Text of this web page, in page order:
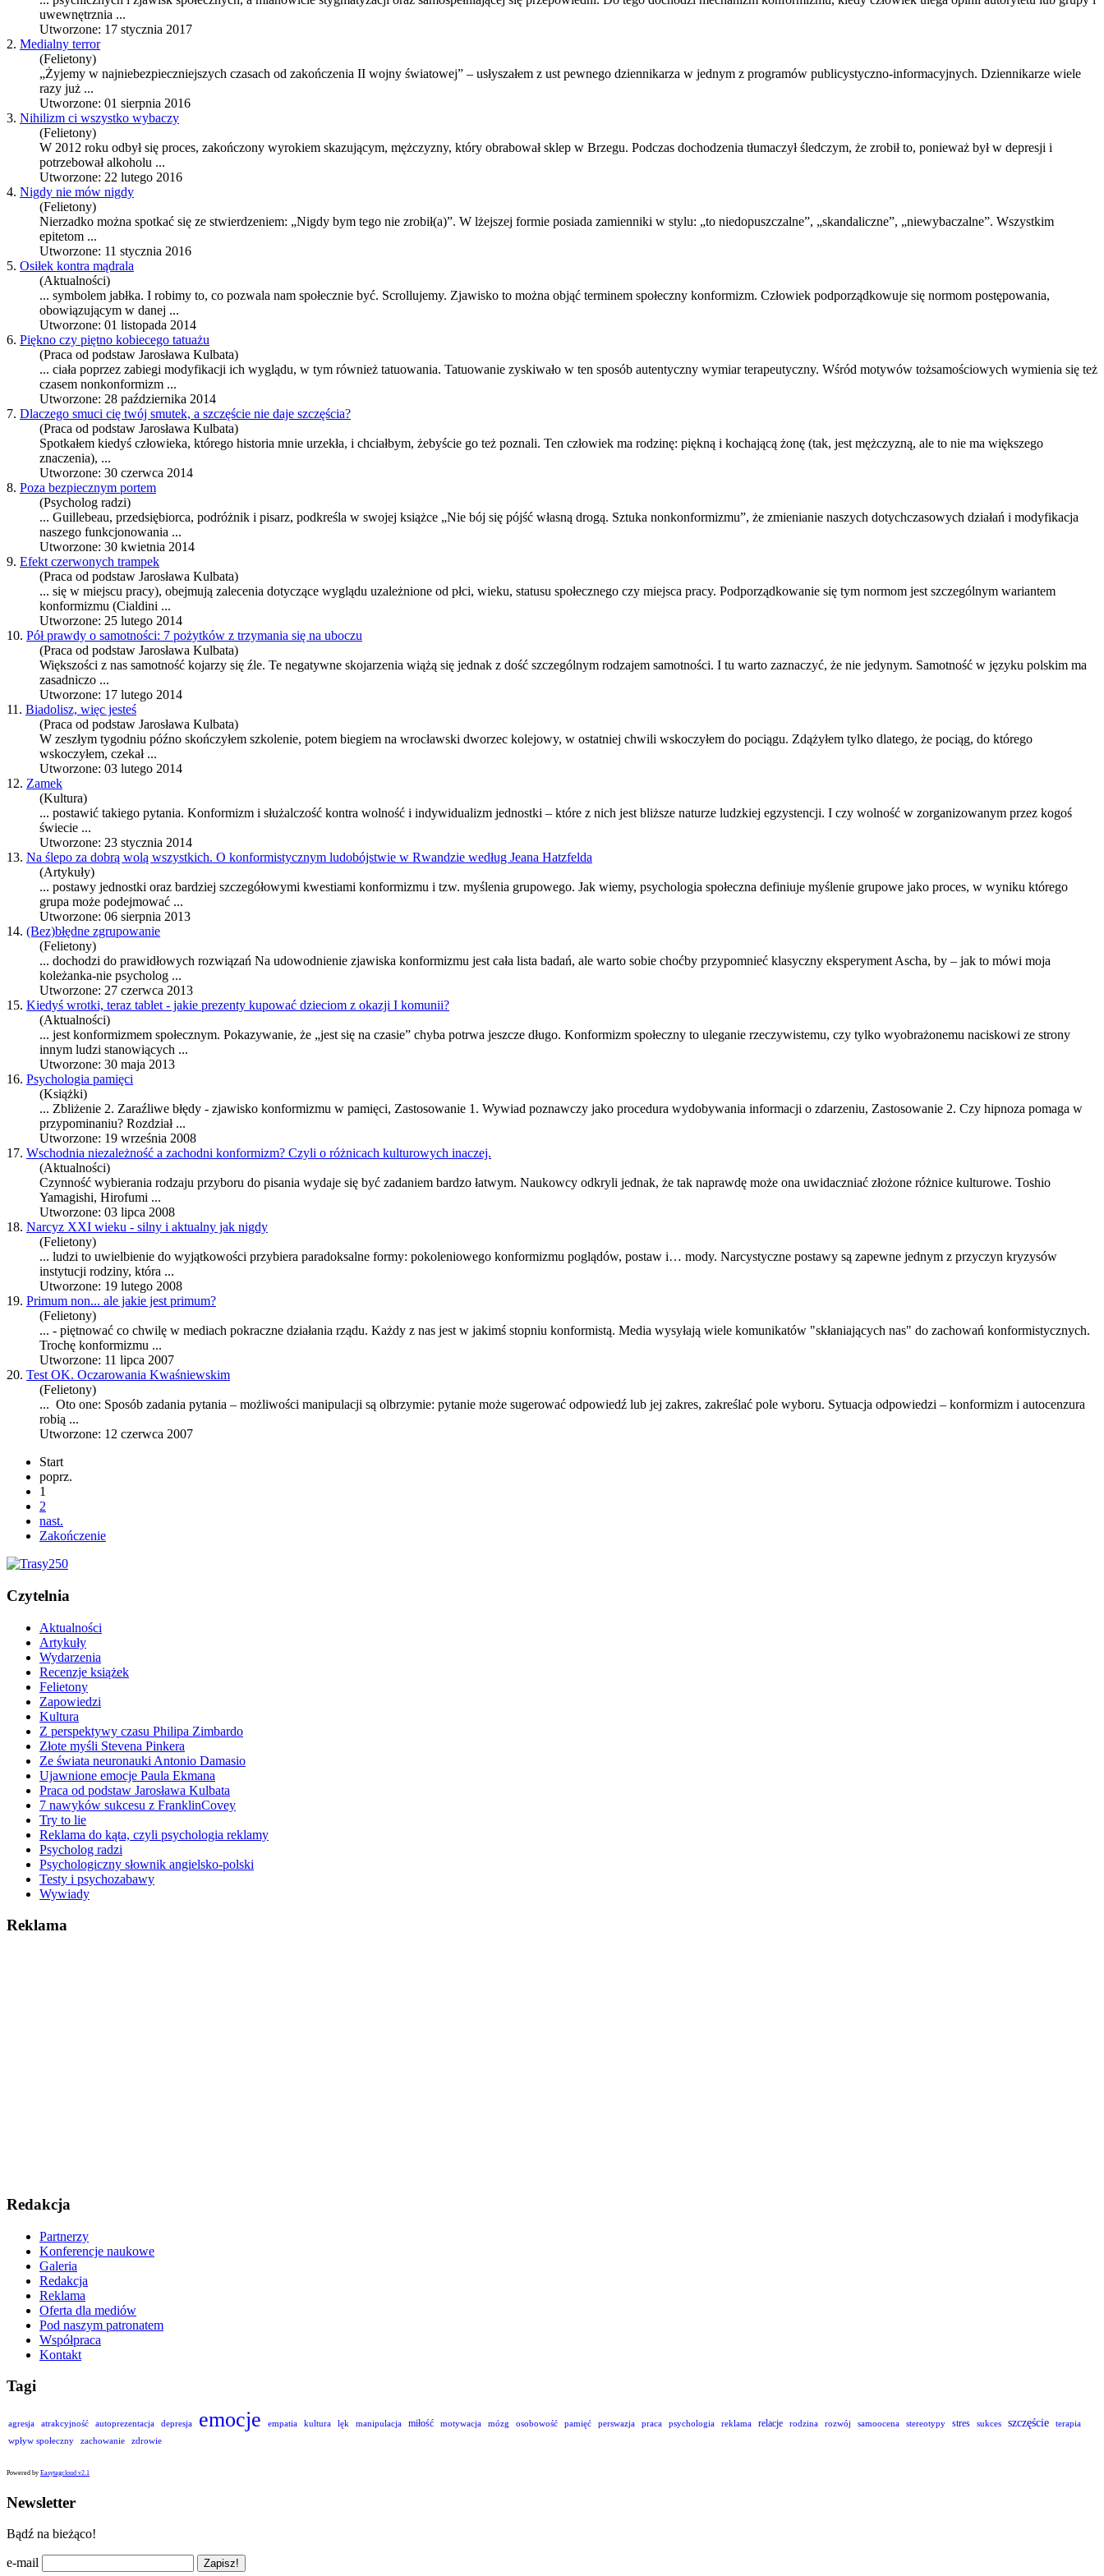
uwewnętrznia ...
Utworzone: 17 stycznia 2017
2. Medialny terror
(Felietony)
„Żyjemy w najniebezpieczniejszych czasach od zakończenia II wojny światowej” – usłyszałem z ust pewnego dziennikarza w jednym z programów publicystyczno-informacyjnych. Dziennikarze wiele
razy już ...
Utworzone: 01 sierpnia 2016
3. Nihilizm ci wszystko wybaczy
(Felietony)
W 2012 roku odbył się proces, zakończony wyrokiem skazującym, mężczyzny, który obrabował sklep w Brzegu. Podczas dochodzenia tłumaczył śledczym, że zrobił to, ponieważ był w depresji i
potrzebował alkoholu ...
Utworzone: 22 lutego 2016
4. Nigdy nie mów nigdy
(Felietony)
Nierzadko można spotkać się ze stwierdzeniem: „Nigdy bym tego nie zrobił(a)”. W lżejszej formie posiada zamienniki w stylu: „to niedopuszczalne”, „skandaliczne”, „niewybaczalne”. Wszystkim
epitetom ...
Utworzone: 11 stycznia 2016
5. Osiłek kontra mądrala
(Aktualności)
... symbolem jabłka. I robimy to, co pozwala nam społecznie być. Scrollujemy. Zjawisko to można objąć terminem społeczny konformizm. Człowiek podporządkowuje się normom postępowania,
obowiązującym w danej ...
Utworzone: 01 listopada 2014
6. Piękno czy piętno kobiecego tatuażu
(Praca od podstaw Jarosława Kulbata)
... ciała poprzez zabiegi modyfikacji ich wyglądu, w tym również tatuowania. Tatuowanie zyskiwało w ten sposób autentyczny wymiar terapeutyczny. Wśród motywów tożsamościowych wymienia się też
czasem nonkonformizm ...
Utworzone: 28 października 2014
7. Dlaczego smuci cię twój smutek, a szczęście nie daje szczęścia?
(Praca od podstaw Jarosława Kulbata)
Spotkałem kiedyś człowieka, którego historia mnie urzekła, i chciałbym, żebyście go też poznali. Ten człowiek ma rodzinę: piękną i kochającą żonę (tak, jest mężczyzną, ale to nie ma większego
znaczenia), ...
Utworzone: 30 czerwca 2014
8. Poza bezpiecznym portem
(Psycholog radzi)
... Guillebeau, przedsiębiorca, podróżnik i pisarz, podkreśla w swojej książce „Nie bój się pójść własną drogą. Sztuka nonkonformizmu”, że zmienianie naszych dotychczasowych działań i modyfikacja
naszego funkcjonowania ...
Utworzone: 30 kwietnia 2014
9. Efekt czerwonych trampek
(Praca od podstaw Jarosława Kulbata)
... się w miejscu pracy), obejmują zalecenia dotyczące wyglądu uzależnione od płci, wieku, statusu społecznego czy miejsca pracy. Podporządkowanie się tym normom jest szczególnym wariantem
konformizmu (Cialdini ...
Utworzone: 25 lutego 2014
10. Pół prawdy o samotności: 7 pożytków z trzymania się na uboczu
(Praca od podstaw Jarosława Kulbata)
Większości z nas samotność kojarzy się źle. Te negatywne skojarzenia wiążą się jednak z dość szczególnym rodzajem samotności. I tu warto zaznaczyć, że nie jedynym. Samotność w języku polskim ma
zasadniczo ...
Utworzone: 17 lutego 2014
11. Biadolisz, więc jesteś
(Praca od podstaw Jarosława Kulbata)
W zeszłym tygodniu późno skończyłem szkolenie, potem biegiem na wrocławski dworzec kolejowy, w ostatniej chwili wskoczyłem do pociągu. Zdążyłem tylko dlatego, że pociąg, do którego
wskoczyłem, czekał ...
Utworzone: 03 lutego 2014
12. Zamek
(Kultura)
... postawić takiego pytania. Konformizm i służalczość kontra wolność i indywidualizm jednostki – które z nich jest bliższe naturze ludzkiej egzystencji. I czy wolność w zorganizowanym przez kogoś
świecie ...
Utworzone: 23 stycznia 2014
13. Na ślepo za dobrą wolą wszystkich. O konformistycznym ludobójstwie w Rwandzie według Jeana Hatzfelda
(Artykuły)
... postawy jednostki oraz bardziej szczegółowymi kwestiami konformizmu i tzw. myślenia grupowego. Jak wiemy, psychologia społeczna definiuje myślenie grupowe jako proces, w wyniku którego
grupa może podejmować ...
Utworzone: 06 sierpnia 2013
14. (Bez)błędne zgrupowanie
(Felietony)
... dochodzi do prawidłowych rozwiązań Na udowodnienie zjawiska konformizmu jest cała lista badań, ale warto sobie choćby przypomnieć klasyczny eksperyment Ascha, by – jak to mówi moja
koleżanka-nie psycholog ...
Utworzone: 27 czerwca 2013
15. Kiedyś wrotki, teraz tablet - jakie prezenty kupować dzieciom z okazji I komunii?
(Aktualności)
... jest konformizmem społecznym. Pokazywanie, że „jest się na czasie” chyba potrwa jeszcze długo. Konformizm społeczny to uleganie rzeczywistemu, czy tylko wyobrażonemu naciskowi ze strony
innym ludzi stanowiących ...
Utworzone: 30 maja 2013
16. Psychologia pamięci
(Książki)
... Zbliżenie 2. Zaraźliwe błędy - zjawisko konformizmu w pamięci, Zastosowanie 1. Wywiad poznawczy jako procedura wydobywania informacji o zdarzeniu, Zastosowanie 2. Czy hipnoza pomaga w
przypominaniu? Rozdział ...
Utworzone: 19 września 2008
17. Wschodnia niezależność a zachodni konformizm? Czyli o różnicach kulturowych inaczej.
(Aktualności)
Czynność wybierania rodzaju przyboru do pisania wydaje się być zadaniem bardzo łatwym. Naukowcy odkryli jednak, że tak naprawdę może ona uwidaczniać złożone różnice kulturowe. Toshio
Yamagishi, Hirofumi ...
Utworzone: 03 lipca 2008
18. Narcyz XXI wieku - silny i aktualny jak nigdy
(Felietony)
... ludzi to uwielbienie do wyjątkowości przybiera paradoksalne formy: pokoleniowego konformizmu poglądów, postaw i… mody. Narcystyczne postawy są zapewne jednym z przyczyn kryzysów
instytucji rodziny, która ...
Utworzone: 19 lutego 2008
19. Primum non... ale jakie jest primum?
(Felietony)
... - piętnować co chwilę w mediach pokraczne działania rządu. Każdy z nas jest w jakimś stopniu konformistą. Media wysyłają wiele komunikatów "skłaniających nas" do zachowań konformistycznych.
Trochę konformizmu ...
Utworzone: 11 lipca 2007
20. Test OK. Oczarowania Kwaśniewskim
(Felietony)
... Oto one: Sposób zadania pytania – możliwości manipulacji są olbrzymie: pytanie może sugerować odpowiedź lub jej zakres, zakreślać pole wyboru. Sytuacja odpowiedzi – konformizm i autocenzura
robią ...
Utworzone: 12 czerwca 2007
Start
poprz.
1
2
nast.
Zakończenie
Czytelnia
Aktualności
Artykuły
Wydarzenia
Recenzje książek
Felietony
Zapowiedzi
Kultura
Z perspektywy czasu Philipa Zimbardo
Złote myśli Stevena Pinkera
Ze świata neuronauki Antonio Damasio
Ujawnione emocje Paula Ekmana
Praca od podstaw Jarosława Kulbata
7 nawyków sukcesu z FranklinCovey
Try to lie
Reklama do kąta, czyli psychologia reklamy
Psycholog radzi
Psychologiczny słownik angielsko-polski
Testy i psychozabawy
Wywiady
Reklama
Redakcja
Partnerzy
Konferencje naukowe
Galeria
Redakcja
Reklama
Oferta dla mediów
Pod naszym patronatem
Współpraca
Kontakt
Tagi
agresja atrakcyjność autoprezentacja depresja emocje empatia kultura lęk manipulacja miłość motywacja mózg osobowość pamięć perswazja praca psychologia reklama relacje rodzina rozwój samoocena stereotypy stres sukces szczęście
terapia
wpływ społeczny
zachowanie zdrowie
Powered by Easytagcloud v2.1
Newsletter
Bądź na bieżąco!
e-mail